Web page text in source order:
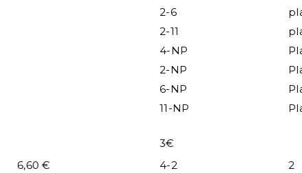
2-6
2-11
4-NP
2-NP
6-NP
11-NP
6,60 €
3€
4-2
2